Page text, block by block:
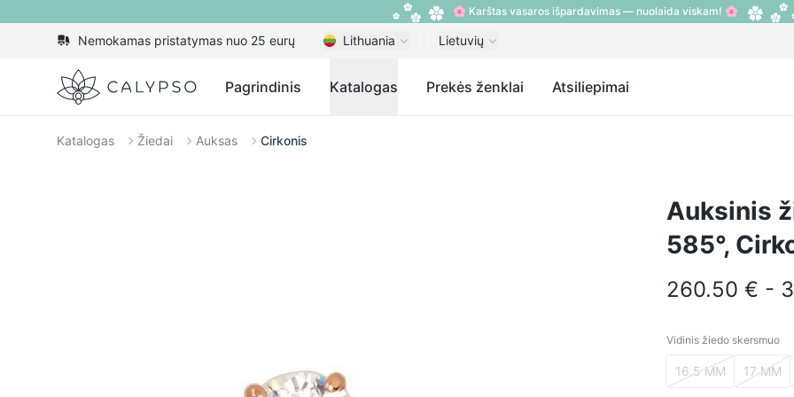
🌸 Karštas vasaros išpardavimas — nuolaida viskam! 🌸
Nemokamas pristatymas nuo 25 eurų Lithuania Lietuvių
Calypso Pagrindinis Katalogas Prekės ženklai Atsiliepimai
Katalogas Žiedai Auksas Cirkonis
Auksinis
585°,
260.50 € -
Vidinis žiedo skersmuo
Vidinis žiedo
16.5 MM 17 MM